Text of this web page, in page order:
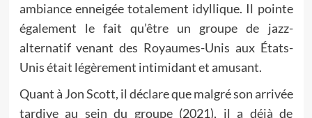
ambiance enneigée totalement idyllique. Il pointe
également le fait qu’être un groupe de jazz-
alternatif venant des Royaumes-Unis aux États-
Unis était légèrement intimidant et amusant.
Quant à Jon Scott, il déclare que malgré son arrivée
tardive au sein du groupe (2021), il a déjà de